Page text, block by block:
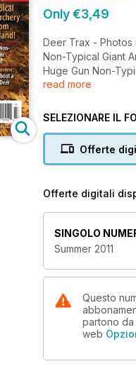
Only €3,49
Deer Trax - Photos
Non-Typical Giant
Huge Gun Non-
Outfitter Review:
read more
SELEZIONARE IL
Offerte
Offerte digitali
SINGOLO
Summer 2011
Questo
partono da
web